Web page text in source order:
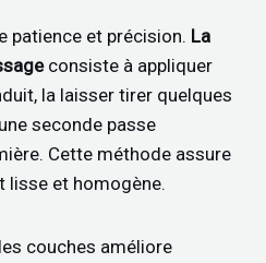
patience et précision. La
consiste à appliquer
la laisser tirer quelques
seconde passe
Cette méthode assure
lisse et homogène.
couches améliore